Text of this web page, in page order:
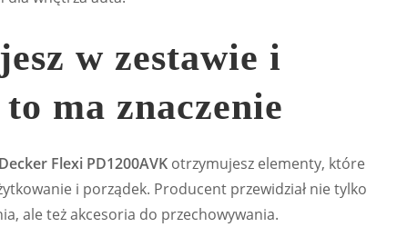
w zestawie i
ma znaczenie
Flexi PD1200AVK otrzymujesz elementy, które
i porządek. Producent przewidział nie tylko
ale też akcesoria do przechowywania.